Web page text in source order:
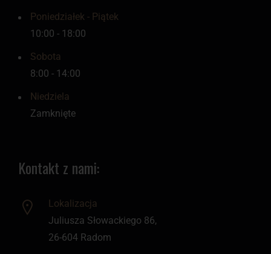
Poniedziałek - Piątek
10:00 - 18:00
Sobota
8:00 - 14:00
Niedziela
Zamknięte
Kontakt z nami:
Lokalizacja
Juliusza Słowackiego 86,
26-604 Radom